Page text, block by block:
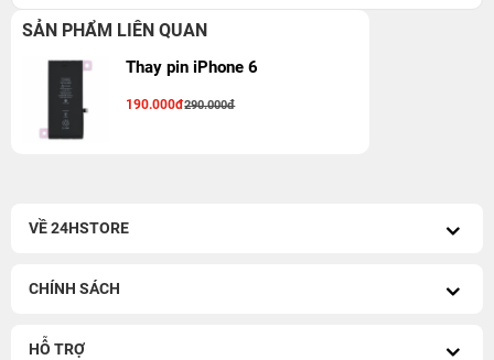
SẢN PHẨM LIÊN QUAN
Thay pin iPhone 6
190.000đ290.000đ
VỀ 24HSTORE
CHÍNH SÁCH
HỖ TRỢ